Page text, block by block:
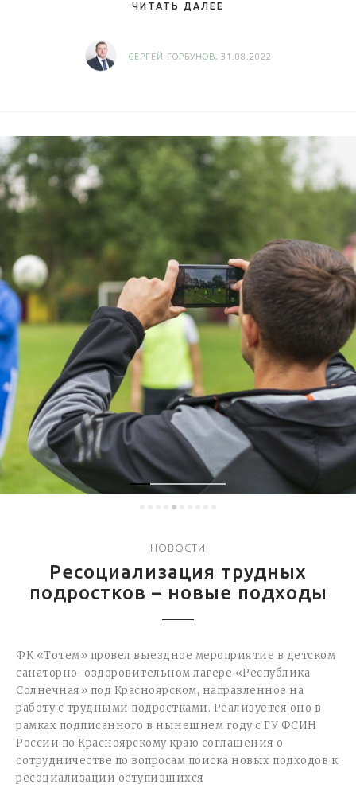
ЧИТАТЬ ДАЛЕЕ
СЕРГЕЙ ГОРБУНОВ, 31.08.2022
НОВОСТИ
Ресоциализация трудных
подростков – новые подходы
ФК «Тотем» провел выездное мероприятие в детском
санаторно-оздоровительном лагере «Республика
Солнечная» под Красноярском, направленное на
работу с трудными подростками. Реализуется оно в
рамках подписанного в нынешнем году с ГУ ФСИН
России по Красноярскому краю соглашения о
сотрудничестве по вопросам поиска новых подходов к
ресоциализации оступившихся